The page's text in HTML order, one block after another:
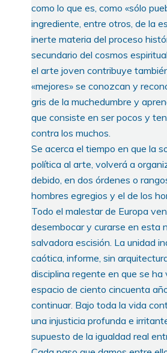
como lo que es, como «sólo
ingrediente, entre otros, de la
inerte materia del proceso
secundario del cosmos
el arte joven contribuye
«mejores» se conozcan y
gris de la muchedumbre y
que consiste en ser pocos y
contra los muchos.
Se acerca el tiempo en que la
política al arte, volverá a
debido, en dos órdenes o
hombres egregios y el de los
Todo el malestar de Europa
desembocar y curarse en esta
salvadora escisión. La unidad
caótica, informe, sin
disciplina regente en que se ha
espacio de ciento cincuenta
continuar. Bajo toda la vida
una injusticia profunda e
supuesto de la igualdad real